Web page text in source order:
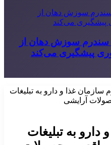
سوزش دهان از
پیشگیری می‌کند
سازمان غذا و دارو به تبلیغات
آرایشی
دارو به تبلیغات